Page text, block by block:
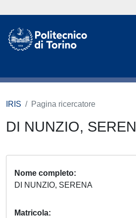
IRIS Pagina ricercatore
DI NUNZIO,
Nome completo
DI NUNZIO, SERENA
Matricola